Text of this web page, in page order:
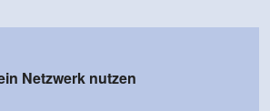
Netzwerk nutzen